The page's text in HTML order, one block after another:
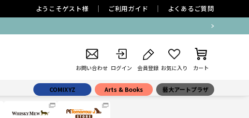
ようこそゲスト様 ご利用ガイド よくあるご質問
お問い合わせ ログイン 会員登録 お気に入り カート
COMIXYZ Arts & Books 藝大アートプラザ